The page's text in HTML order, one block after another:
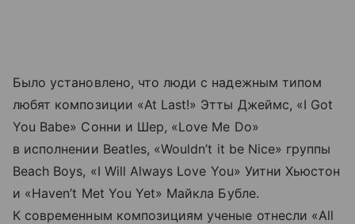
Было установлено, что люди с надежным типом
любят композиции «At Last!» Этты Джеймс, «I Got
You Babe» Сонни и Шер, «Love Me Do»
в исполнении Beatles, «Wouldn’t it be Nice» группы
Beach Boys, «I Will Always Love You» Уитни Хьюстон
и «Haven’t Met You Yet» Майкла Бубле.
К современным композициям ученые отнесли «All